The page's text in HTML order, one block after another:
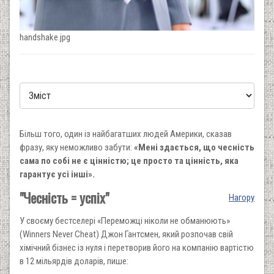
handshake.jpg
Більш того, один із найбагатших людей Америки, сказав
фразу, яку неможливо забути: «Мені здається, що чесність
сама по собі не є цінністю; це просто та цінність, яка
гарантує усі інші».
Нагору
"Чесність = успіх"
У своєму бестселері «Переможці ніколи не обманюють»
(Winners Never Cheat) Джон Гантсмен, який розпочав свій
хіміч­ний бізнес із нуля і перетворив його на компанію вартістю
в 12 мільярдів доларів, пише: